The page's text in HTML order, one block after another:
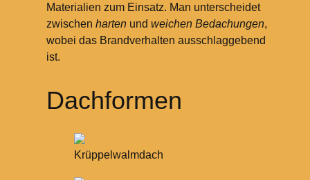
Materialien zum Einsatz. Man unterscheidet
zwischen hartenund weichen Bedachungen,
wobei das Brandverhalten ausschlaggebend
ist.
Dachformen
Krüppelwalmdach